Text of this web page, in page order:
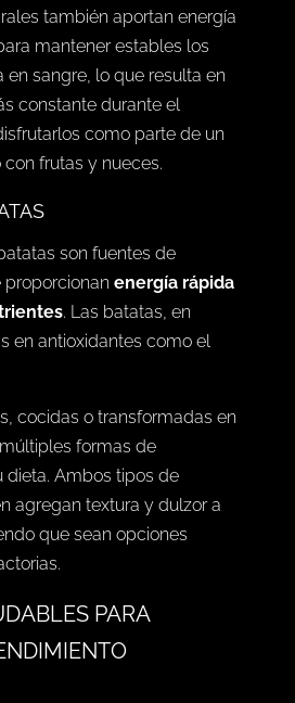
también aportan energía
mantener estables los
en sangre, lo que resulta en
constante durante el
como parte de un
frutas y nueces.
son fuentes de
energía rápida
. Las batatas, en
en antioxidantes como el
cocidas o transformadas en
formas de
dieta. Ambos tipos de
agregan textura y dulzor a
que sean opciones
PARA